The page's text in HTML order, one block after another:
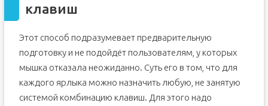
клавиш
Этот способ подразумевает предварительную
подготовку и не подойдёт пользователям, у которых
мышка отказала неожиданно. Суть его в том, что для
каждого ярлыка можно назначить любую, не занятую
системой комбинацию клавиш. Для этого надо